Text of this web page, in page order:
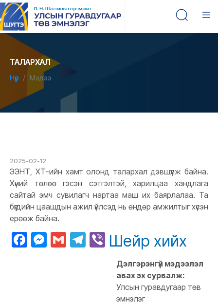
ТАЛАРХАЛ
Нүүр Мэдээ
2025-02-12
ЭЭНТ, ХТ-ийн хамт олонд талархал дэвшүүлж байна.
Хүний төлөө гэсэн сэтгэлтэй, харилцаа хандлага
сайтай эмч сувилагч нартаа маш их баярлалаа. Та
бүгдийн цаашдын ажил үйлсэд нь өндөр амжилтыг хүсэн
ерөөж байна.
Facebook
Messenger
GmailTelegram
Viber
Шейр хийх
Дэлгэрэнгүй мэдээлэл
авах эх сурвалж:
Улсын гуравдугаар төв
эмнэлэг